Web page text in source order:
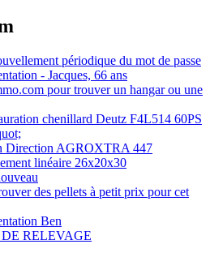
périodique du mot de passe
- Jacques, 66 ans
pour trouver un hangar ou une
chenillard Deutz F4L514 60PS
Direction AGROXTRA 447
linéaire 26x20x30
des pellets à petit prix pour cet
Ben
DE RELEVAGE